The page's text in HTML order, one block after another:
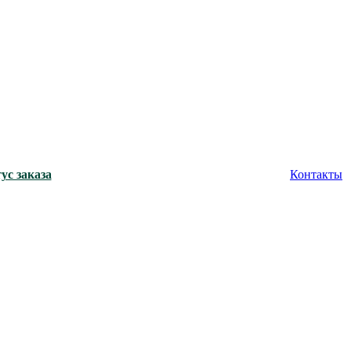
заказа
Контакты